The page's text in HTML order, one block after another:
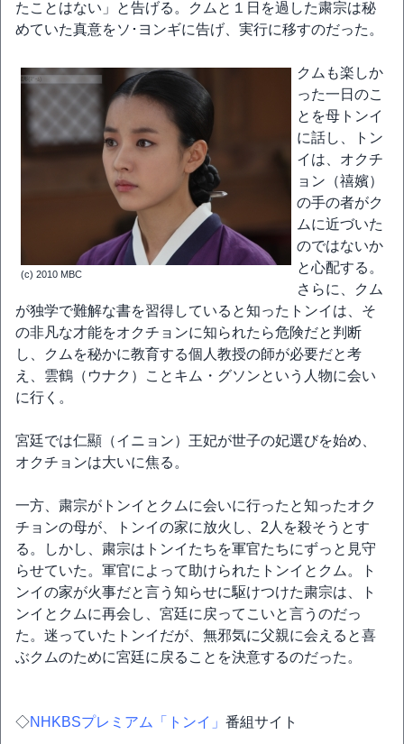
たことはない」と告げる。クムと１日を過した粛宗は秘
めていた真意をソ･ヨンギに告げ、実行に移すのだった。
(c) 2010 MBC
クムも楽しか
った一日のこ
とを母トンイ
に話し、トン
イは、オクチ
ョン（禧嬪）
の手の者がク
ムに近づいた
のではないか
と心配する。
さらに、クム
が独学で難解な書を習得していると知ったトンイは、そ
の非凡な才能をオクチョンに知られたら危険だと判断
し、クムを秘かに教育する個人教授の師が必要だと考
え、雲鶴（ウナク）ことキム・グソンという人物に会い
に行く。
宮廷では仁顯（イニョン）王妃が世子の妃選びを始め、
オクチョンは大いに焦る。
一方、粛宗がトンイとクムに会いに行ったと知ったオク
チョンの母が、トンイの家に放火し、2人を殺そうとす
る。しかし、粛宗はトンイたちを軍官たちにずっと見守
らせていた。軍官によって助けられたトンイとクム。ト
ンイの家が火事だと言う知らせに駆けつけた粛宗は、ト
ンイとクムに再会し、宮廷に戻ってこいと言うのだっ
た。迷っていたトンイだが、無邪気に父親に会えると喜
ぶクムのために宮廷に戻ることを決意するのだった。
◇NHKBSプレミアム「トンイ」 番組サイト